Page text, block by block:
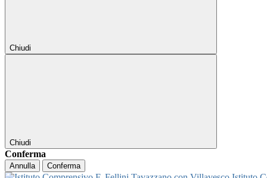
Chiudi
Chiudi
Conferma
Annulla Conferma